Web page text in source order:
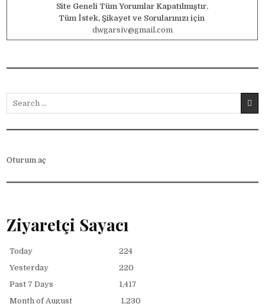
Site Geneli Tüm Yorumlar Kapatılmıştır.
Tüm İstek, Şikayet ve Sorularınızı için
dwgarsiv@gmail.com
Oturum aç
Ziyaretçi Sayacı
Today
224
Yesterday
220
Past 7 Days
1,417
Month of August
1,230